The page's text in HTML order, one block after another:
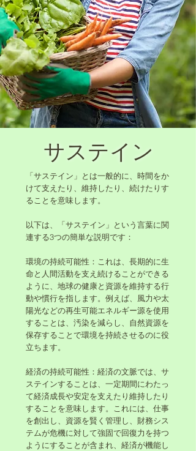
サステイン
「サステイン」とは一般的に、時間をか
けて支えたり、維持したり、続けたりす
ることを意味します。
以下は、「サステイン」という言葉に関
連する3つの簡単な説明です：
環境の持続可能性：これは、長期的に生
命と人間活動を支え続けることができる
ように、地球の健康と資源を維持する行
動や慣行を指します。例えば、風力や太
陽光などの再生可能エネルギー源を使用
することは、汚染を減らし、自然資源を
保存することで環境を持続させるのに役
立ちます。
経済の持続可能性：経済の文脈では、サ
ステインすることは、一定期間にわたっ
て経済成長や安定を支えたり維持したり
することを意味します。これには、仕事
を創出し、資源を賢く管理し、財務シス
テムが危機に対して強固で回復力を持つ
ようにすることが含まれ、経済が機能し